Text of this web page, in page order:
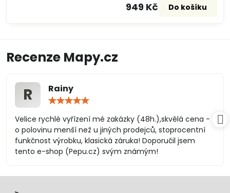
949 Kč Do košíku
Recenze Mapy.cz
R Rainy
/
5
Velice rychlé vyřízení mé zakázky (48h.),skvělá cena -
o polovinu menší než u jiných prodejců, stoprocentní
funkčnost výrobku, klasická záruka! Doporučil jsem
tento e-shop (Pepu.cz) svým známým!